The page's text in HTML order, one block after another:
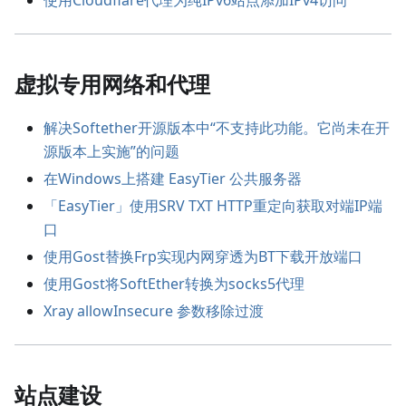
虚拟专用网络和代理
解决Softether开源版本中“不支持此功能。它尚未在开
源版本上实施”的问题
在Windows上搭建 EasyTier 公共服务器
「EasyTier」使用SRV TXT HTTP重定向获取对端IP端
口
使用Gost替换Frp实现内网穿透为BT下载开放端口
使用Gost将SoftEther转换为socks5代理
Xray allowInsecure 参数移除过渡
站点建设